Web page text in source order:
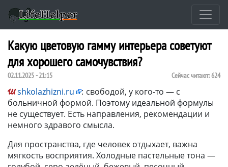
Какую цветовую гамму интерьера советуют
для хорошего самочувствия?
02.11.2025 - 21:15 Сейчас читают:624
shkolazhizni.ru : свободой, у кого-то — с
больничной формой. Поэтому идеальной формулы
не существует. Есть направления, рекомендации и
немного здравого смысла.
Для пространства, где человек отдыхает, важна
мягкость восприятия. Холодные пастельные тона —